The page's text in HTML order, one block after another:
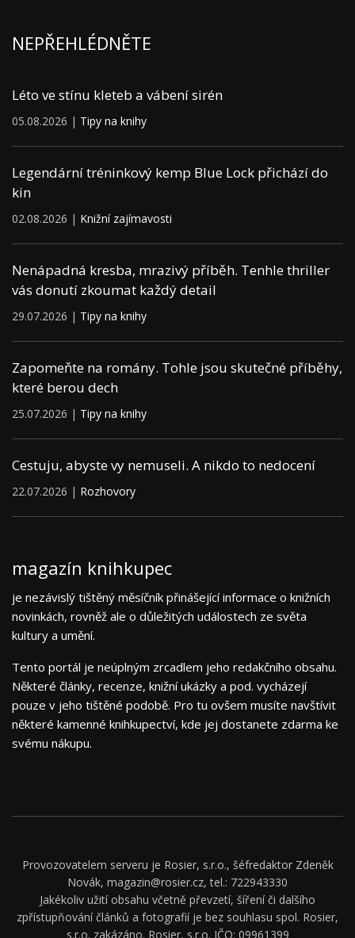
NEPŘEHLÉDNĚTE
Léto ve stínu kleteb a vábení sirén
05.08.2026 | Tipy na knihy
Legendární tréninkový kemp Blue Lock přichází do
kin
02.08.2026 | Knižní zajímavosti
Nenápadná kresba, mrazivý příběh. Tenhle thriller
vás donutí zkoumat každý detail
29.07.2026 | Tipy na knihy
Zapomeňte na romány. Tohle jsou skutečné příběhy,
které berou dech
25.07.2026 | Tipy na knihy
Cestuju, abyste vy nemuseli. A nikdo to nedocení
22.07.2026 | Rozhovory
magazín knihkupec
je nezávislý tištěný měsíčník přinášející informace o knižních
novinkách, rovněž ale o důležitých událostech ze světa
kultury a umění.
Tento portál je neúplným zrcadlem jeho redakčního obsahu.
Některé články, recenze, knižní ukázky a pod. vycházejí
pouze v jeho tištěné podobě. Pro tu ovšem musíte navštívit
některé kamenné knihkupectví, kde jej dostanete zdarma ke
svému nákupu.
Provozovatelem serveru je Rosier, s.r.o., šéfredaktor Zdeněk
Novák, magazin@rosier.cz, tel.: 722943330
Jakékoliv užití obsahu včetně převzetí, šíření či dalšího
zpřístupňování článků a fotografií je bez souhlasu spol. Rosier,
s.r.o. zakázáno. Rosier, s.r.o. IČO: 09961399